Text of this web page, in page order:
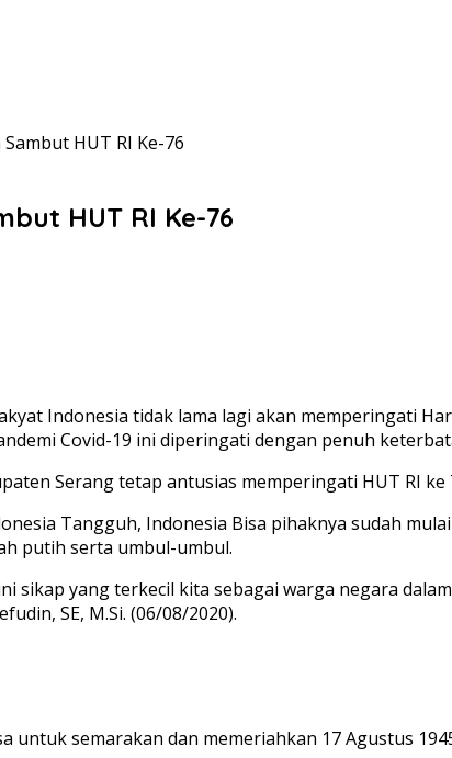
HUT RI Ke-76
HUT RI Ke-76
Indonesia tidak lama lagi akan memperingati
Covid-19 ini diperingati dengan penuh
Serang tetap antusias memperingati HUT RI ke
Tangguh, Indonesia Bisa pihaknya sudah
putih serta umbul-umbul.
sikap yang terkecil kita sebagai warga negara
SE, M.Si. (06/08/2020).
untuk semarakan dan memeriahkan 17 Agustus